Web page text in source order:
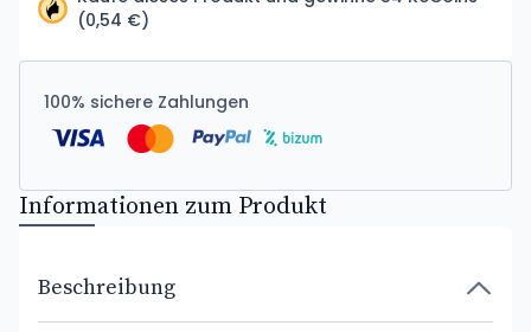
(0,54 €)
100% sichere Zahlungen
Informationen zum Produkt
Beschreibung